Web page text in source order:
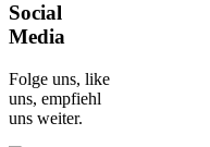
Social
Media
Folge uns, like
uns, empfiehl
uns weiter.